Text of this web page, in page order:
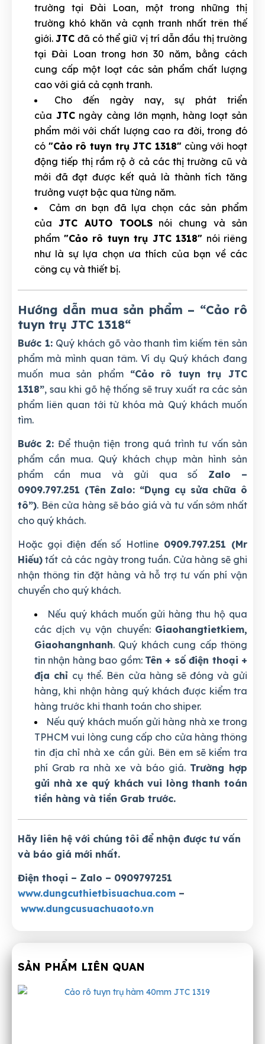
trường tại Đài Loan, một trong những thị
trường khó khăn và cạnh tranh nhất trên thế
giới.JTC đã có thể giữ vị trí dẫn đầu thị trường
tại Đài Loan trong hơn 30 năm, bằng cách
cung cấp một loạt các sản phẩm chất lượng
cao với giá cả cạnh tranh.
Cho đến ngày nay, sự phát triển
của JTCngày càng lớn mạnh, hàng loạt sản
phẩm mới với chất lượng cao ra đời, trong đó
có "Cảo rô tuyn trụ JTC 1318" cùng với hoạt
động tiếp thị rầm rộ ở cả các thị trường cũ và
mới đã đạt được kết quả là thành tích tăng
trưởng vượt bậc qua từng năm.
Cảm ơn bạn đã lựa chọn các sản phẩm
của JTC AUTO TOOLSnói chung và sản
phẩm "Cảo rô tuyn trụ JTC 1318" nói riêng
như là sự lựa chọn ưa thích của bạn về các
công cụ và thiết bị.
Hướng dẫn mua sản phẩm – “Cảo rô
tuyn trụ JTC 1318“
Bước 1:Quý khách gõ vào thanh tìm kiếm tên sản
phẩm mà mình quan tâm. Ví dụ Quý khách đang
muốn mua sản phẩm “Cảo rô tuyn trụ JTC
1318”, sau khi gõ hệ thống sẽ truy xuất ra các sản
phẩm liên quan tới từ khóa mà Quý khách muốn
tìm.
Bước 2: Để thuận tiện trong quá trình tư vấn sản
phẩm cần mua. Quý khách chụp màn hình sản
phẩm cần mua và gửi qua số Zalo –
0909.797.251 (Tên Zalo: “Dụng cụ sửa chữa ô
tô”). Bên cửa hàng sẽ báo giá và tư vấn sớm nhất
cho quý khách.
Hoặc gọi điện đến số Hotline 0909.797.251 (Mr
Hiếu) tất cả các ngày trong tuần. Cửa hàng sẽ ghi
nhận thông tin đặt hàng và hỗ trợ tư vấn phí vận
chuyển cho quý khách.
Nếu quý khách muốn gửi hàng thu hộ qua
các dịch vụ vận chuyển: Giaohangtietkiem,
Giaohangnhanh. Quý khách cung cấp thông
tin nhận hàng bao gồm: Tên + số điện thoại +
địa chỉ cụ thể. Bên cửa hàng sẽ đóng và gửi
hàng, khi nhận hàng quý khách được kiểm tra
hàng trước khi thanh toán cho shiper.
Nếu quý khách muốn gửi hàng nhà xe trong
TPHCM vui lòng cung cấp cho cửa hàng thông
tin địa chỉ nhà xe cần gửi. Bên em sẽ kiểm tra
phí Grab ra nhà xe và báo giá. Trường hợp
gửi nhà xe quý khách vui lòng thanh toán
tiền hàng và tiền Grab trước.
Hãy liên hệ với chúng tôi để nhận được tư vấn
và báo giá mới nhất.
Điện thoại – Zalo – 0909797251
www.dungcuthietbisuachua.com –
www.dungcusuachuaoto.vn
SẢN PHẨM LIÊN QUAN